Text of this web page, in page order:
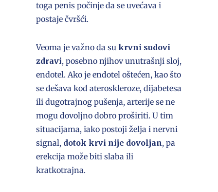
toga penis počinje da se uvećava i
postaje čvršći.
Veoma je važno da su krvni sudovi
zdravi, posebno njihov unutrašnji sloj,
endotel. Ako je endotel oštećen, kao što
se dešava kod ateroskleroze, dijabetesa
ili dugotrajnog pušenja, arterije se ne
mogu dovoljno dobro proširiti. U tim
situacijama, iako postoji želja i nervni
signal, dotok krvi nije dovoljan, pa
erekcija može biti slaba ili
kratkotrajna.